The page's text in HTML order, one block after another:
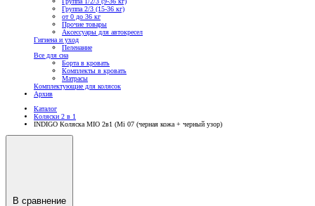
Группа 2/3 (15-36 кг)
от 0 до 36 кг
Прочие товары
Аксессуары для автокресел
Гигиена и уход
Пеленание
Все для сна
Борта в кровать
Комплекты в кровать
Матрасы
Комплектующие для колясок
Архив
Каталог
Коляски 2 в 1
INDIGO Коляска MIO 2в1 (Mi 07 (черная кожа + черный узор)
В сравнение